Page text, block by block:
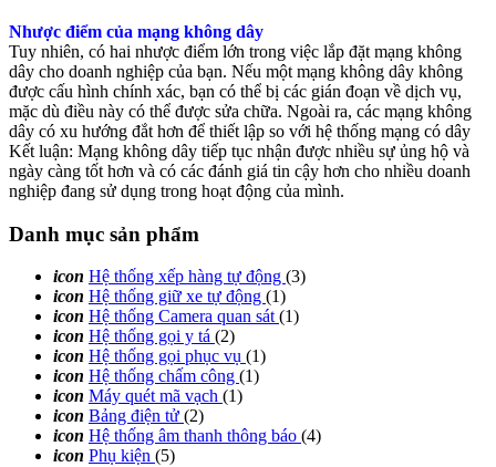
Nhược điểm của mạng không dây
Tuy nhiên, có hai nhược điểm lớn trong việc lắp đặt mạng không
dây cho doanh nghiệp của bạn. Nếu một mạng không dây không
được cấu hình chính xác, bạn có thể bị các gián đoạn về dịch vụ,
mặc dù điều này có thể được sửa chữa. Ngoài ra, các mạng không
dây có xu hướng đắt hơn để thiết lập so với hệ thống mạng có dây
Kết luận: Mạng không dây tiếp tục nhận được nhiều sự ủng hộ và
ngày càng tốt hơn và có các đánh giá tin cậy hơn cho nhiều doanh
nghiệp đang sử dụng trong hoạt động của mình.
Danh mục sản phẩm
icon Hệ thống xếp hàng tự động (3)
icon Hệ thống giữ xe tự động (1)
icon Hệ thống Camera quan sát (1)
icon Hệ thống gọi y tá (2)
icon Hệ thống gọi phục vụ (1)
icon Hệ thống chấm công (1)
icon Máy quét mã vạch (1)
icon Bảng điện tử (2)
icon Hệ thống âm thanh thông báo (4)
icon Phụ kiện (5)